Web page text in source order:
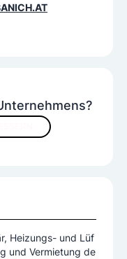
Heizungs- und Lüf
und Vermietung de